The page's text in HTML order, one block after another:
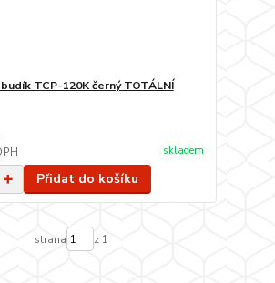
TCP-120K černý TOTÁLNÍ
skladem
Přidat do košíku
strana z 1